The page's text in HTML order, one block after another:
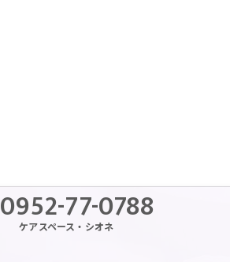
0952-77-0788
ケアスペース・シオネ